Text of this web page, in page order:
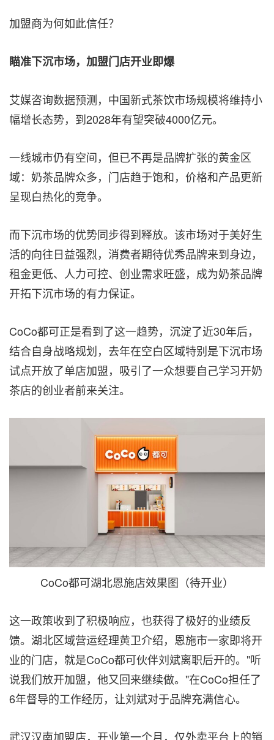
加盟商为何如此信任？
瞄准下沉市场，加盟门店开业即爆
艾媒咨询数据预测，中国新式茶饮市场规模将维持小
幅增长态势，到2028年有望突破4000亿元。
一线城市仍有空间，但已不再是品牌扩张的黄金区
域：奶茶品牌众多，门店趋于饱和，价格和产品更新
呈现白热化的竞争。
而下沉市场的优势同步得到释放。该市场对于美好生
活的向往日益强烈，消费者期待优秀品牌来到身边，
租金更低、人力可控、创业需求旺盛，成为奶茶品牌
开拓下沉市场的有力保证。
CoCo都可正是看到了这一趋势，沉淀了近30年后，
结合自身战略规划，去年在空白区域特别是下沉市场
试点开放了单店加盟，吸引了一众想要自己学习开奶
茶店的创业者前来关注。
CoCo都可湖北恩施店效果图（待开业）
这一政策收到了积极响应，也获得了极好的业绩反
馈。湖北区域营运经理黄卫介绍，恩施市一家即将开
业的门店，就是CoCo都可伙伴刘斌离职后开的。"听
说我们放开加盟，他又回来继续做。"在CoCo担任了
6年督导的工作经历，让刘斌对于品牌充满信心。
武汉汉南加盟店，开业第一个月，仅外卖平台上的销